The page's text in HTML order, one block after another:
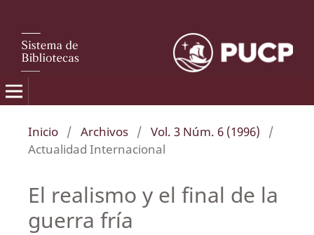
Inicio / Archivos / Vol. 3 Núm. 6 (1996)
/
Actualidad Internacional
El realismo y el final de la
guerra fría